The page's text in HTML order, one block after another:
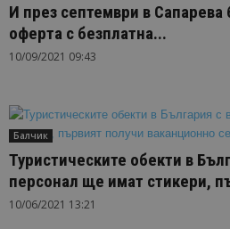
И през септември в
оферта с безплатна...
10/09/2021 09:43
Балчик
Туристическите обекти в
персонал ще имат стикери,
10/06/2021 13:21